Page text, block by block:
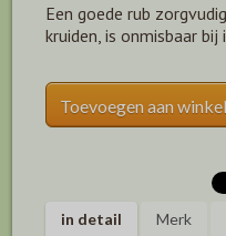
Een goede rub
kruiden, is onmisbaar bij
Toevoegen aan
in detail Merk